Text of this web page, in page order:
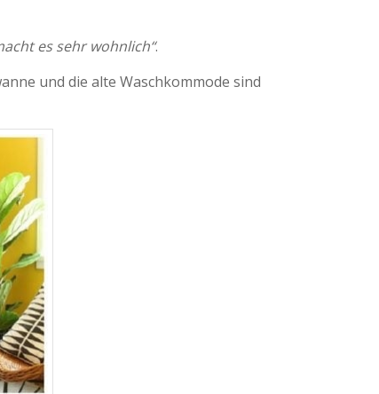
es sehr wohnlich“.
und die alte Waschkommode sind